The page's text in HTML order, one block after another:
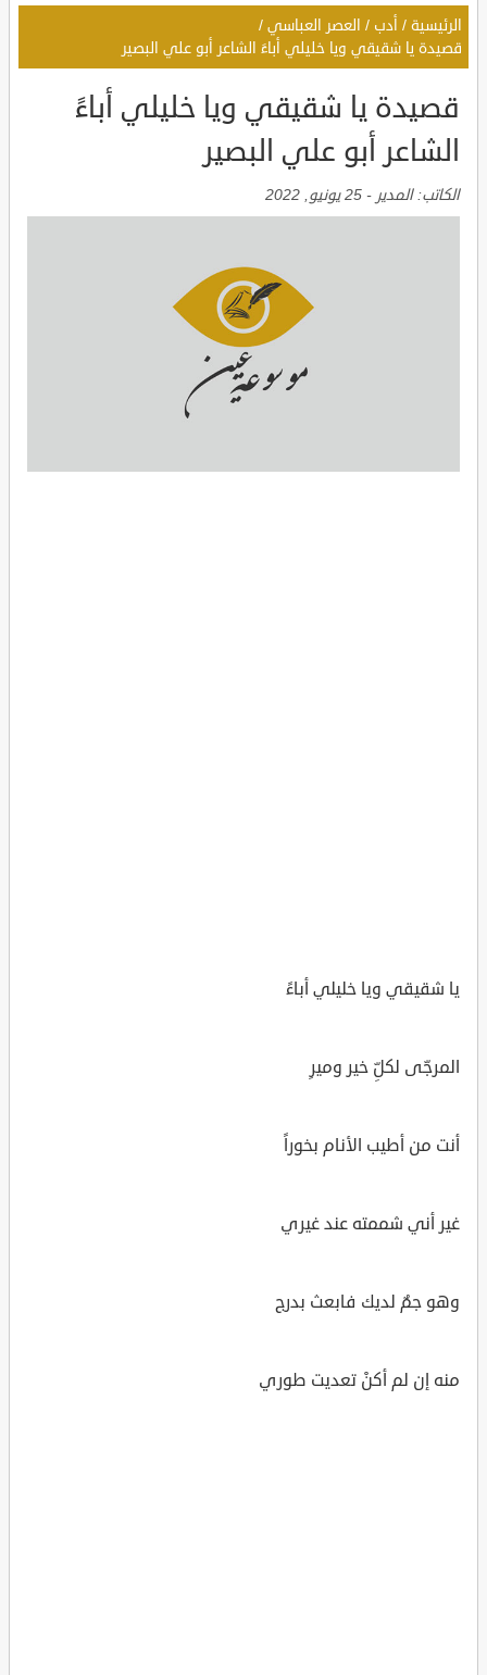
الرئيسية / أدب / العصر العباسي /
قصيدة يا شقيقي ويا خليلي أباءً الشاعر أبو علي البصير
قصيدة يا شقيقي ويا خليلي أباءً
الشاعر أبو علي البصير
الكاتب:المدير - 25 يونيو, 2022
يا شقيقي ويا خليلي أباءً
المرجّى لكلِّ خير وميرِ
أنت من أطيب الأنام بخوراً
غير أني شممته عند غيري
وهو جمٌ لديك فابعث بدرج
منه إن لم أكنْ تعديت طوري